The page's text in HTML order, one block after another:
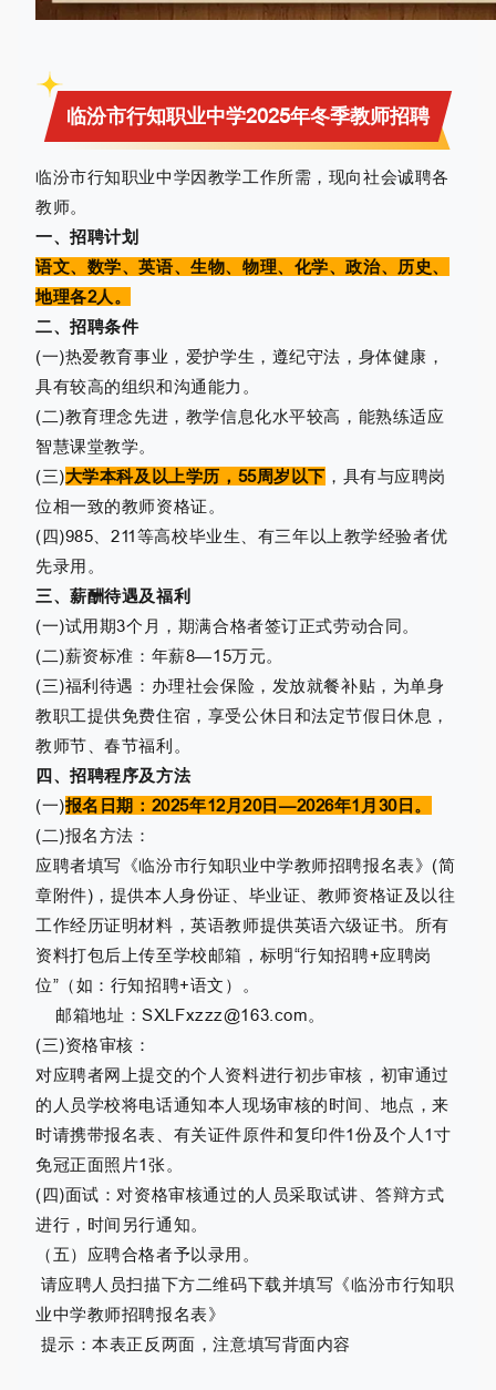
临汾市行知职业中学2025年冬季教师招聘
临汾市行知职业中学因教学工作所需，现向社会诚聘各
教师。
一、招聘计划
语文、数学、英语、生物、物理、化学、政治、历史、
地理各2人。
二、招聘条件
(一)热爱教育事业，爱护学生，遵纪守法，身体健康，
具有较高的组织和沟通能力。
(二)教育理念先进，教学信息化水平较高，能熟练适应
智慧课堂教学。
(三)大学本科及以上学历，55周岁以下 ，具有与应聘岗
位相一致的教师资格证。
(四)985、211等高校毕业生、有三年以上教学经验者优
先录用。
三、薪酬待遇及福利
(一)试用期3个月，期满合格者签订正式劳动合同。
(二)薪资标准：年薪8—15万元。
(三)福利待遇：办理社会保险，发放就餐补贴，为单身
教职工提供免费住宿，享受公休日和法定节假日休息，
教师节、春节福利。
四、招聘程序及方法
(一)报名日期：2025年12月20日—2026年1月30日。
(二)报名方法：
应聘者填写《临汾市行知职业中学教师招聘报名表》(简
章附件)，提供本人身份证、毕业证、教师资格证及以往
工作经历证明材料，英语教师提供英语六级证书。所有
资料打包后上传至学校邮箱，标明“行知招聘+应聘岗
位”（如：行知招聘+语文）。
邮箱地址：SXLFxzzz@163.com。
(三)资格审核：
对应聘者网上提交的个人资料进行初步审核，初审通过
的人员学校将电话通知本人现场审核的时间、地点，来
时请携带报名表、有关证件原件和复印件1份及个人1寸
免冠正面照片1张。
(四)面试：对资格审核通过的人员采取试讲、答辩方式
进行，时间另行通知。
（五）应聘合格者予以录用。
请应聘人员扫描下方二维码下载并填写《临汾市行知职
业中学教师招聘报名表》
提示：本表正反两面，注意填写背面内容